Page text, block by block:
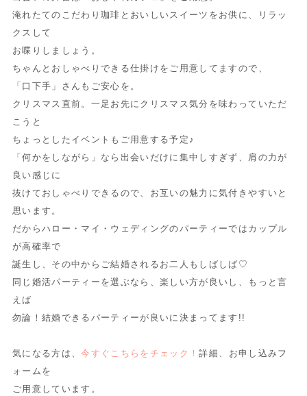
淹れたてのこだわり珈琲とおいしいスイーツをお供に、リラッ
クスして
お喋りしましょう。
ちゃんとおしゃべりできる仕掛けをご用意してますので、
「口下手」さんもご安心を。
クリスマス直前。一足お先にクリスマス気分を味わっていただ
こうと
ちょっとしたイベントもご用意する予定♪
「何かをしながら」なら出会いだけに集中しすぎず、肩の力が
良い感じに
抜けておしゃべりできるので、お互いの魅力に気付きやすいと
思います。
だからハロー・マイ・ウェディングのパーティーではカップル
が高確率で
誕生し、その中からご結婚されるお二人もしばしば♡
同じ婚活パーティーを選ぶなら、楽しい方が良いし、もっと言
えば
勿論！結婚できるパーティーが良いに決まってます!!
気になる方は、今すぐこちらをチェック！詳細、お申し込みフ
ォームを
ご用意しています。